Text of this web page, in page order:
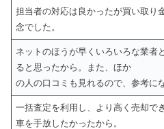
担当者の対応は良かったが買い取り
念でした。
ネットのほうが早くいろいろな業者
ると思ったから。また、ほか
の人の口コミも見れるので、参考に
一括査定を利用し、より高く売却で
車を手放したかったから。